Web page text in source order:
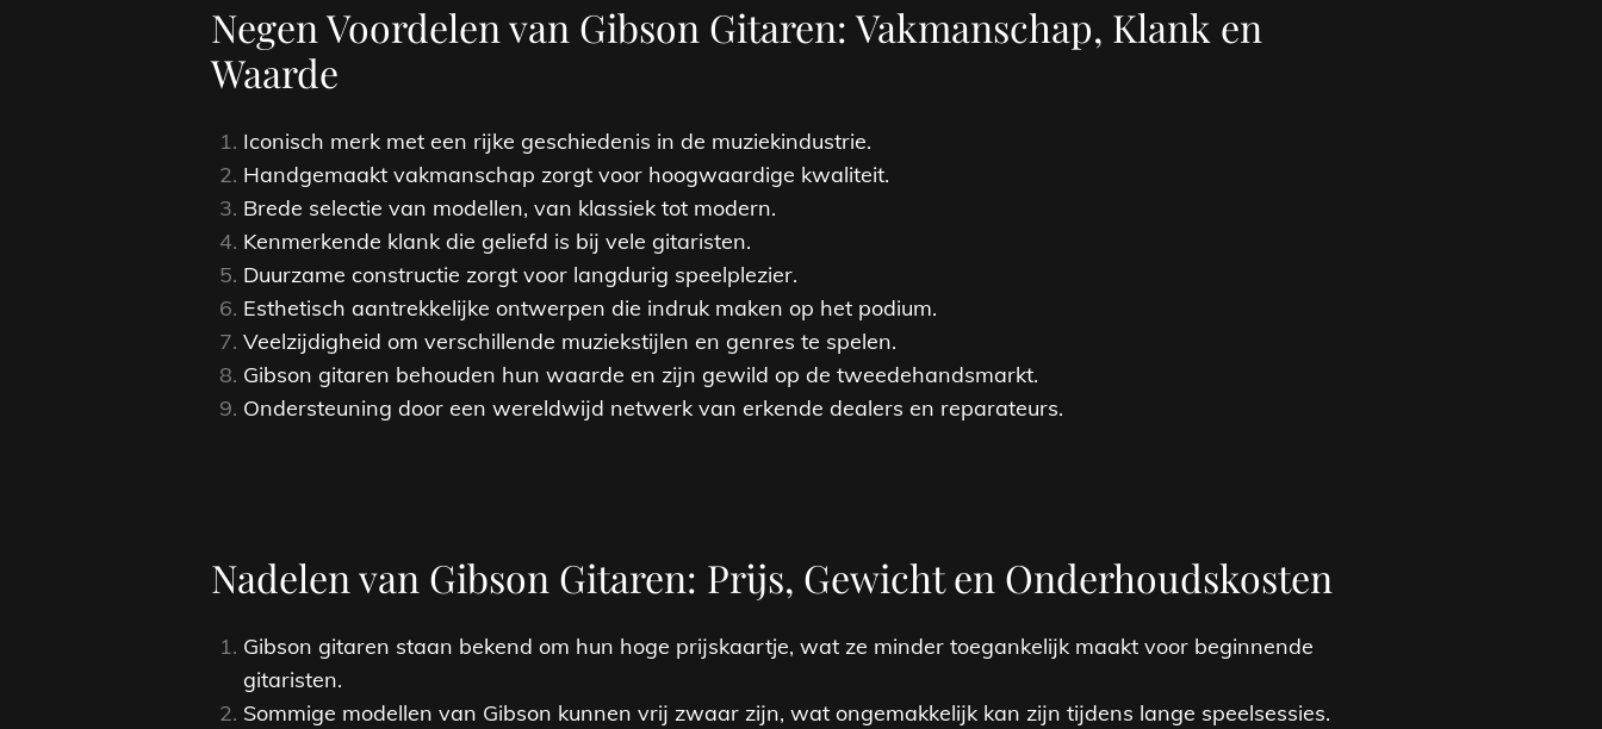
Negen Voordelen van Gibson Gitaren: Vakmanschap, Klank en
Waarde
Iconisch merk met een rijke geschiedenis in de muziekindustrie.
Handgemaakt vakmanschap zorgt voor hoogwaardige kwaliteit.
Brede selectie van modellen, van klassiek tot modern.
Kenmerkende klank die geliefd is bij vele gitaristen.
Duurzame constructie zorgt voor langdurig speelplezier.
Esthetisch aantrekkelijke ontwerpen die indruk maken op het podium.
Veelzijdigheid om verschillende muziekstijlen en genres te spelen.
Gibson gitaren behouden hun waarde en zijn gewild op de tweedehandsmarkt.
Ondersteuning door een wereldwijd netwerk van erkende dealers en reparateurs.
Nadelen van Gibson Gitaren: Prijs, Gewicht en Onderhoudskosten
Gibson gitaren staan bekend om hun hoge prijskaartje, wat ze minder toegankelijk maakt voor beginnende
gitaristen.
Sommige modellen van Gibson kunnen vrij zwaar zijn, wat ongemakkelijk kan zijn tijdens lange speelsessies.